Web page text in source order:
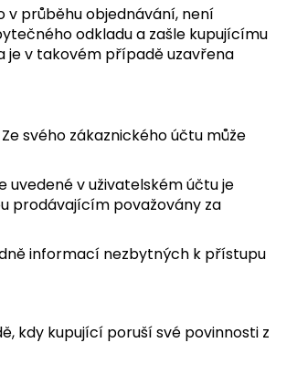
v průběhu objednávání, není
odkladu a zašle kupujícímu
je v takovém případě uzavřena
svého zákaznického účtu může
uvedené v uživatelském účtu je
prodávajícím považovány za
informací nezbytných k přístupu
kdy kupující poruší své povinnosti z